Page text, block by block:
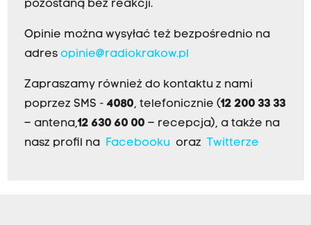
pozostaną bez reakcji.
Opinie można wysyłać też bezpośrednio na
adres opinie@radiokrakow.pl
Zapraszamy również do kontaktu z nami
poprzez SMS - 4080, telefonicznie (12 200 33 33
– antena,12 630 60 00 – recepcja), a także na
nasz profil na
Facebookuoraz Twitterze